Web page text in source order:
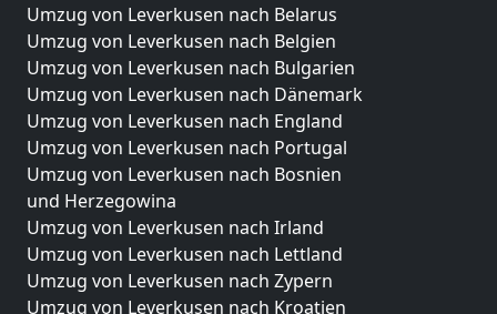
Umzug von Leverkusen nach Belarus
Umzug von Leverkusen nach Belgien
Umzug von Leverkusen nach Bulgarien
Umzug von Leverkusen nach Dänemark
Umzug von Leverkusen nach England
Umzug von Leverkusen nach Portugal
Umzug von Leverkusen nach Bosnien
und Herzegowina
Umzug von Leverkusen nach Irland
Umzug von Leverkusen nach Lettland
Umzug von Leverkusen nach Zypern
Umzug von Leverkusen nach Kroatien